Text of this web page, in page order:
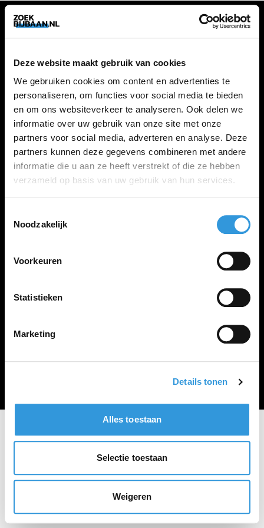
Deze website maakt gebruik van cookies
We gebruiken cookies om content en advertenties te
personaliseren, om functies voor social media te bieden
en om ons websiteverkeer te analyseren. Ook delen we
informatie over uw gebruik van onze site met onze
partners voor social media, adverteren en analyse. Deze
partners kunnen deze gegevens combineren met andere
informatie die u aan ze heeft verstrekt of die ze hebben
verzameld op basis van uw gebruik van hun services.
Noodzakelijk
Voorkeuren
Statistieken
Marketing
Details tonen
Alles toestaan
Selectie toestaan
Weigeren
ZOEKBIJBAAN
FAQ
Kennis maken met MELON
VACATURES
Alle vacatures